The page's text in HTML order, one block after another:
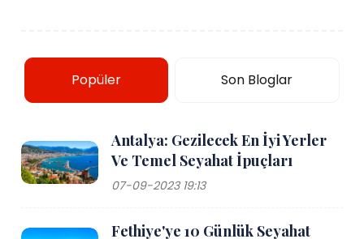
Popüler Son Bloglar
Antalya: Gezilecek En İyi Yerler
Ve Temel Seyahat İpuçları
07-09-2023 19:13
Fethiye'ye 10 Günlük Seyahat